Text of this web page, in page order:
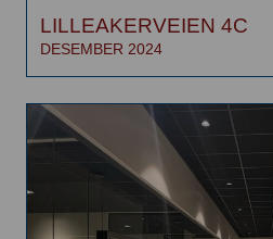
LILLEAKERVEIEN 4C
DESEMBER 2024